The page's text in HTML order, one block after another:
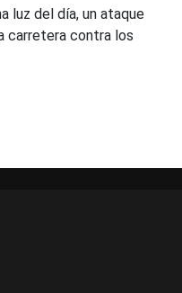
luz del día, un ataque
carretera contra los